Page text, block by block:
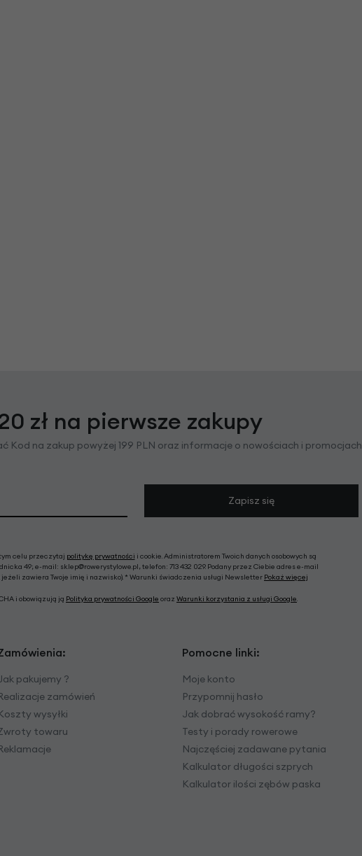
zł na pierwsze zakupy
Kod na zakup powyżej 199 PLN oraz informacje o nowościach i promocjach
Zapisz się
celu przeczytaj politykę prywatności i cookie. Administratorem Twoich danych osobowych są
49; e-mail: sklep@rowerystylowe.pl, telefon: 713 432 029. Podany przez Ciebie adres e-mail
jeżeli zawiera Twoje imię i nazwisko). * Warunki świadczenia usługi Newsletter Pokaż więcej
i obowiązują ją Polityka prywatności Google oraz Warunki korzystania z usługi Google
pakujemy ?
zamówień
wysyłki
towaru
Pomocne linki:
Moje konto
Przypomnij hasło
Jak dobrać wysokość ramy?
Testy i porady rowerowe
Najczęściej zadawane pytania
Kalkulator długości szprych
Kalkulator ilości zębów paska